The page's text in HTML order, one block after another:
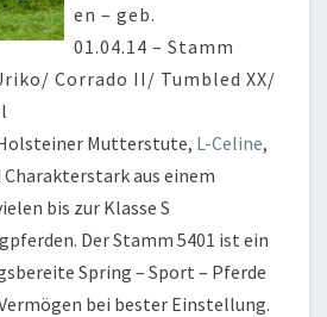
en – geb.
01.04.14 – Stamm
Corrado II/ Tumbled XX/
Mutterstute, L-Celine,
aus einem
bis zur Klasse S
Der Stamm 5401 ist ein
Spring – Sport – Pferde
bei bester Einstellung.